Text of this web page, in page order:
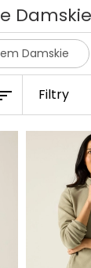
Damskie
Damskie
Filtry